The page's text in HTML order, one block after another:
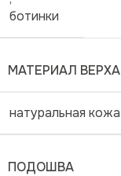
ботинки
МАТЕРИАЛ ВЕРХА
натуральная кожа
ПОДОШВА